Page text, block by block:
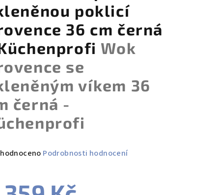
poklicí
36 cm černá
Wok
se
víkem 36
černá -
Podrobnosti hodnocení